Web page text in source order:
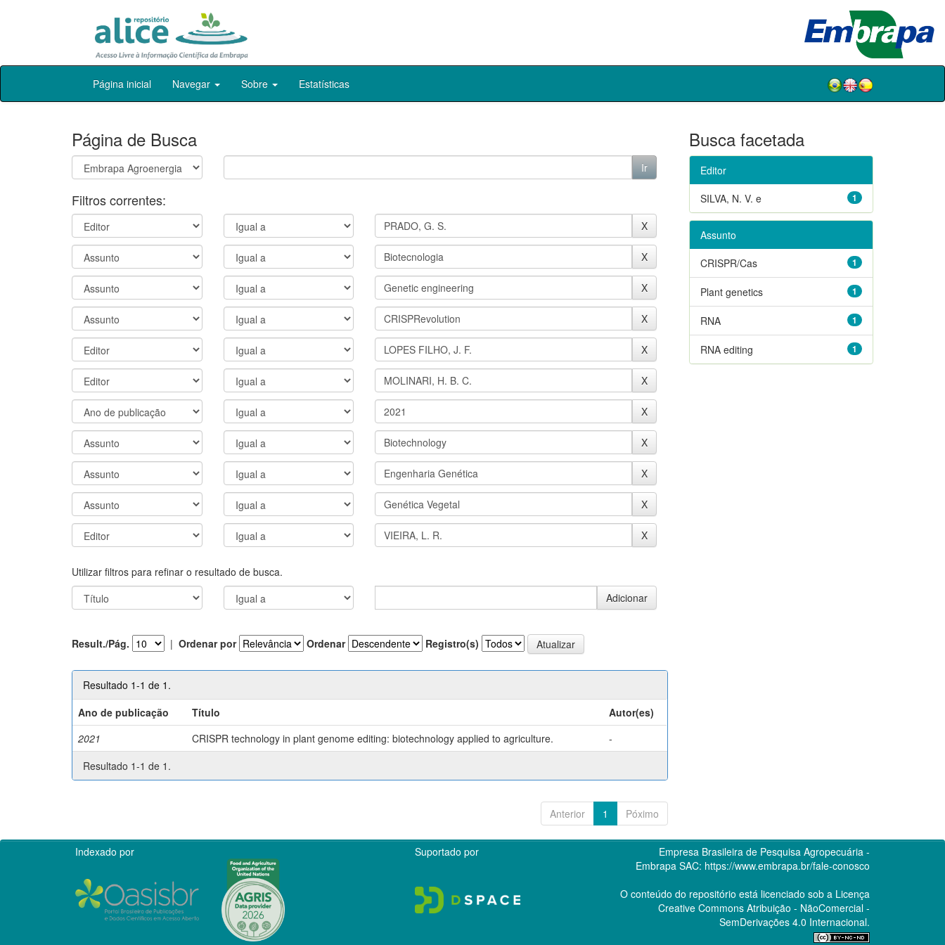
Skip
Página inicial Navegar Sobre Estatísticas
Página de Busca
Filtros correntes:
Utilizar filtros para refinar o resultado de busca.
Result./Pág. | Ordenar por Ordenar Registro(s)
Resultado 1-1 de 1.
Ano de publicação
Título
Autor(es)
2021
CRISPR technology in plant genome editing: biotechnology applied to agriculture.
-
Resultado 1-1 de 1.
Anterior 1 Póximo
Busca facetada
Editor
1
SILVA, N. V. e
Assunto
1
CRISPR/Cas
1
Plant genetics
1
RNA
1
RNA editing
Indexado por Suportado por
Empresa Brasileira de Pesquisa Agropecuária -
Embrapa SAC: https://www.embrapa.br/fale-conosco
O conteúdo do repositório está licenciado sob a Licença
Creative CommonsAtribuição - NãoComercial -
SemDerivações 4.0 Internacional.